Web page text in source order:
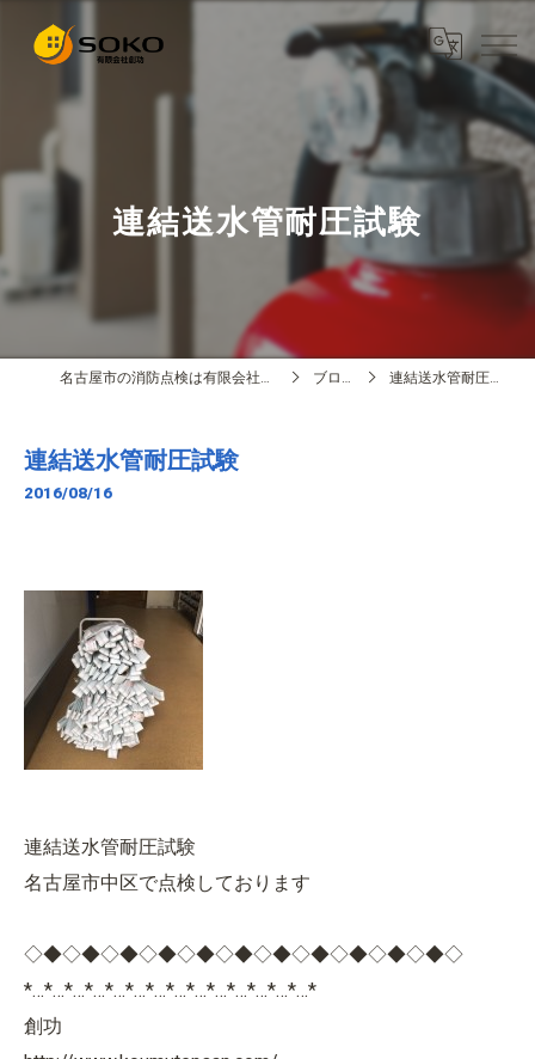
連結送水管耐圧試験
名古屋市の消防点検は有限会社創功 ブログ 連結送水管耐圧試験
連結送水管耐圧試験
2016/08/16
連結送水管耐圧試験
名古屋市中区で点検しております
◇◆◇◆◇◆◇◆◇◆◇◆◇◆◇◆◇◆◇◆◇◆◇
*…*…*…*…*…*…*…*…*…*…*…*…*…*…*
創功